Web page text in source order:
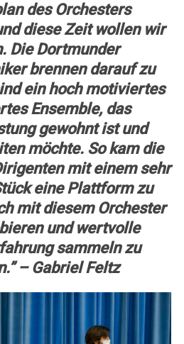
des Orchesters
diese Zeit wollen wir
Die Dortmunder
brennen darauf zu
ein hoch motiviertes
Ensemble, das
gewohnt ist und
möchte. So kam die
mit einem sehr
eine Plattform zu
mit diesem Orchester
und wertvolle
sammeln zu
– Gabriel Feltz